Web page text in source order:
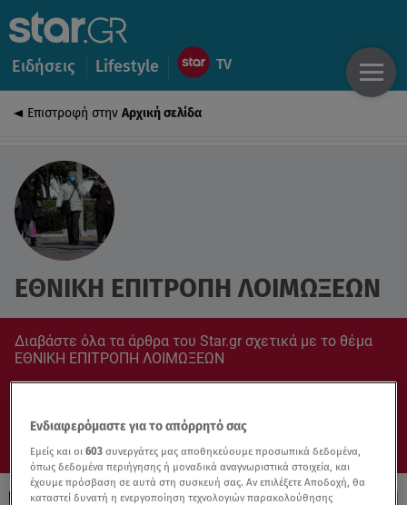
Ειδήσεις Lifestyle
Επιστροφή στην Αρχική σελίδα
ΕΘΝΙΚΗ ΕΠΙΤΡΟΠΗ ΛΟΙΜΩΞΕΩΝ
Διαβάστε όλα τα άρθρα του Star.gr σχετικά με το θέμα
ΕΘΝΙΚΗ ΕΠΙΤΡΟΠΗ ΛΟΙΜΩΞΕΩΝ
Ενδιαφερόμαστε για το απόρρητό σας
Εμείς και οι603 συνεργάτες μας αποθηκεύουμε προσωπικά δεδομένα,
όπως δεδομένα περιήγησης ή μοναδικά αναγνωριστικά στοιχεία, και
έχουμε πρόσβαση σε αυτά στη συσκευή σας. Αν επιλέξετε Αποδοχή, θα
καταστεί δυνατή η ενεργοποίηση τεχνολογιών παρακολούθησης